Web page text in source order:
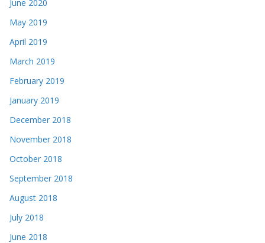
June 2020
May 2019
April 2019
March 2019
February 2019
January 2019
December 2018
November 2018
October 2018
September 2018
August 2018
July 2018
June 2018